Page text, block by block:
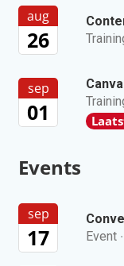
aug
26
sep
01
Events
sep
17
Event ·